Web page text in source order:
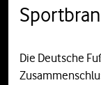
Die Deutsche